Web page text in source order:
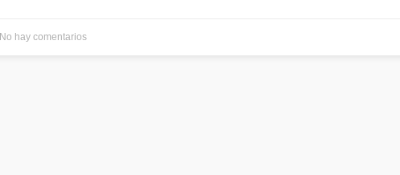
No hay comentarios